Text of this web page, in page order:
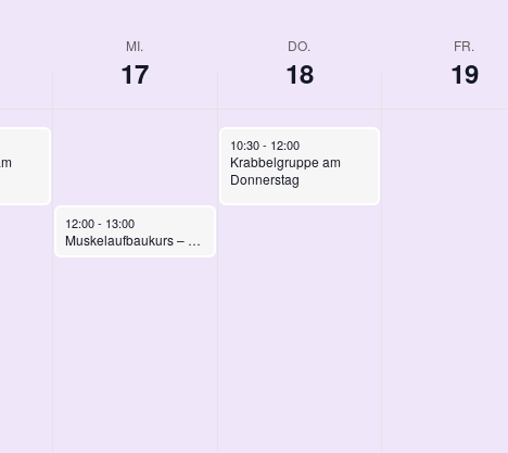
MI.
17
DO.
18
FR.
19
September 17, 2025
12:00- 13:00
Muskelaufbaukurs – neuer Start – 1/5
September 18, 2025
10:30- 12:00
Krabbelgruppe am
Donnerstag